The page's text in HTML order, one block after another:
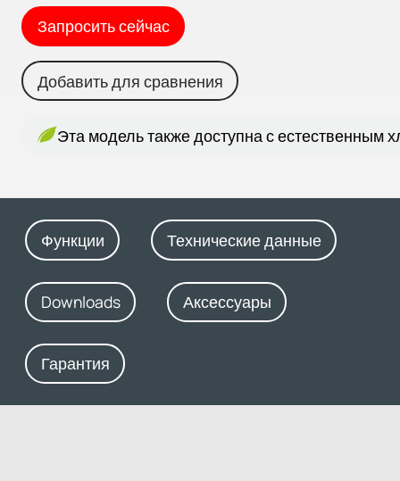
Запросить сейчас
Добавить для сравнения
Эта модель также доступна с естественным
Функции Технические данные
Downloads Аксессуары
Гарантия